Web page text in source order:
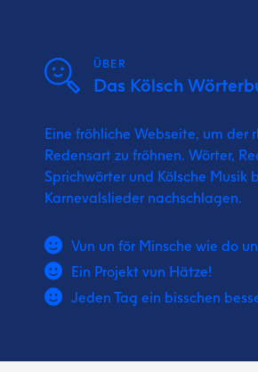
ÜBER
Das Kölsch
Eine fröhliche Webseite, um der
Redensart zu fröhnen. Wörter,
Sprichwörter und Kölsche Musik
Karnevalslieder nachschlagen.
Vun un för Minsche wie do
Ein Projekt vun Hätze!
Jeden Tag ein bisschen